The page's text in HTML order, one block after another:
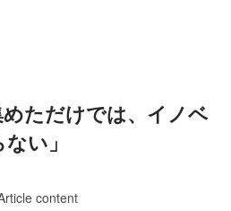
めただけでは、イノベ
い」